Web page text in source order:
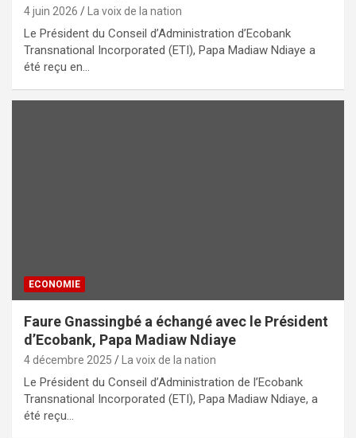
4 juin 2026 La voix de la nation
Le Président du Conseil d’Administration d’Ecobank
Transnational Incorporated (ETI), Papa Madiaw Ndiaye a
été reçu en…
ECONOMIE
Faure Gnassingbé a échangé avec le Président
d’Ecobank, Papa Madiaw Ndiaye
4 décembre 2025 La voix de la nation
Le Président du Conseil d’Administration de l’Ecobank
Transnational Incorporated (ETI), Papa Madiaw Ndiaye, a
été reçu…